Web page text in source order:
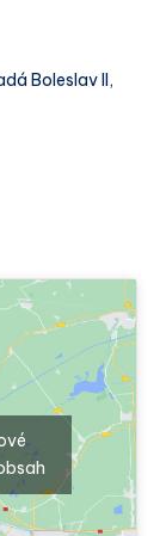
Boleslav II,